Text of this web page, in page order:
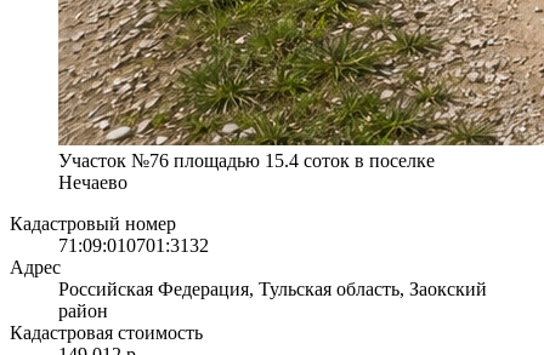
Участок №76 площадью 15.4 соток в поселке
Нечаево
Кадастровый номер
71:09:010701:3132
Адрес
Российская Федерация, Тульская область, Заокский
район
Кадастровая стоимость